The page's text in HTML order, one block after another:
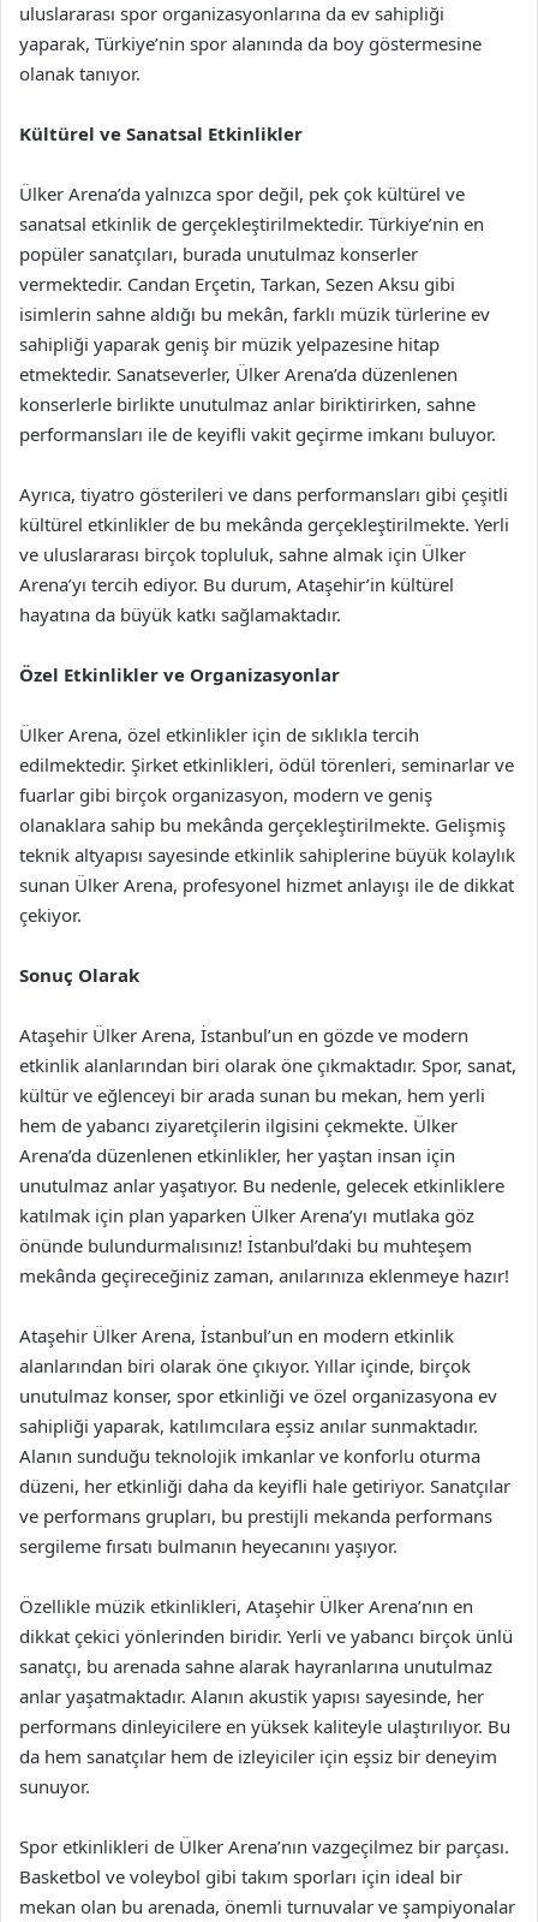
uluslararası spor organizasyonlarına da ev sahipliği
yaparak, Türkiye’nin spor alanında da boy göstermesine
olanak tanıyor.
Kültürel ve Sanatsal Etkinlikler
Ülker Arena’da yalnızca spor değil, pek çok kültürel ve
sanatsal etkinlik de gerçekleştirilmektedir. Türkiye’nin en
popüler sanatçıları, burada unutulmaz konserler
vermektedir. Candan Erçetin, Tarkan, Sezen Aksu gibi
isimlerin sahne aldığı bu mekân, farklı müzik türlerine ev
sahipliği yaparak geniş bir müzik yelpazesine hitap
etmektedir. Sanatseverler, Ülker Arena’da düzenlenen
konserlerle birlikte unutulmaz anlar biriktirirken, sahne
performansları ile de keyifli vakit geçirme imkanı buluyor.
Ayrıca, tiyatro gösterileri ve dans performansları gibi çeşitli
kültürel etkinlikler de bu mekânda gerçekleştirilmekte. Yerli
ve uluslararası birçok topluluk, sahne almak için Ülker
Arena’yı tercih ediyor. Bu durum, Ataşehir’in kültürel
hayatına da büyük katkı sağlamaktadır.
Özel Etkinlikler ve Organizasyonlar
Ülker Arena, özel etkinlikler için de sıklıkla tercih
edilmektedir. Şirket etkinlikleri, ödül törenleri, seminarlar ve
fuarlar gibi birçok organizasyon, modern ve geniş
olanaklara sahip bu mekânda gerçekleştirilmekte. Gelişmiş
teknik altyapısı sayesinde etkinlik sahiplerine büyük kolaylık
sunan Ülker Arena, profesyonel hizmet anlayışı ile de dikkat
çekiyor.
Sonuç Olarak
Ataşehir Ülker Arena, İstanbul’un en gözde ve modern
etkinlik alanlarından biri olarak öne çıkmaktadır. Spor, sanat,
kültür ve eğlenceyi bir arada sunan bu mekan, hem yerli
hem de yabancı ziyaretçilerin ilgisini çekmekte. Ülker
Arena’da düzenlenen etkinlikler, her yaştan insan için
unutulmaz anlar yaşatıyor. Bu nedenle, gelecek etkinliklere
katılmak için plan yaparken Ülker Arena’yı mutlaka göz
önünde bulundurmalısınız! İstanbul’daki bu muhteşem
mekânda geçireceğiniz zaman, anılarınıza eklenmeye hazır!
Ataşehir Ülker Arena, İstanbul’un en modern etkinlik
alanlarından biri olarak öne çıkıyor. Yıllar içinde, birçok
unutulmaz konser, spor etkinliği ve özel organizasyona ev
sahipliği yaparak, katılımcılara eşsiz anılar sunmaktadır.
Alanın sunduğu teknolojik imkanlar ve konforlu oturma
düzeni, her etkinliği daha da keyifli hale getiriyor. Sanatçılar
ve performans grupları, bu prestijli mekanda performans
sergileme fırsatı bulmanın heyecanını yaşıyor.
Özellikle müzik etkinlikleri, Ataşehir Ülker Arena’nın en
dikkat çekici yönlerinden biridir. Yerli ve yabancı birçok ünlü
sanatçı, bu arenada sahne alarak hayranlarına unutulmaz
anlar yaşatmaktadır. Alanın akustik yapısı sayesinde, her
performans dinleyicilere en yüksek kaliteyle ulaştırılıyor. Bu
da hem sanatçılar hem de izleyiciler için eşsiz bir deneyim
sunuyor.
Spor etkinlikleri de Ülker Arena’nın vazgeçilmez bir parçası.
Basketbol ve voleybol gibi takım sporları için ideal bir
mekan olan bu arenada, önemli turnuvalar ve şampiyonalar